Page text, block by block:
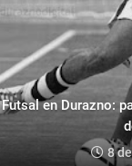
Futsal en Durazno:
8